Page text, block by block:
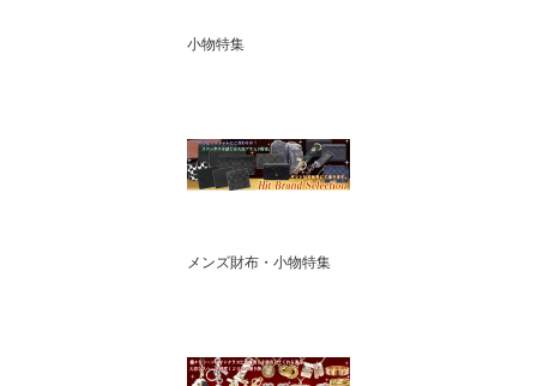
小物特集
メンズ財布・小物特集